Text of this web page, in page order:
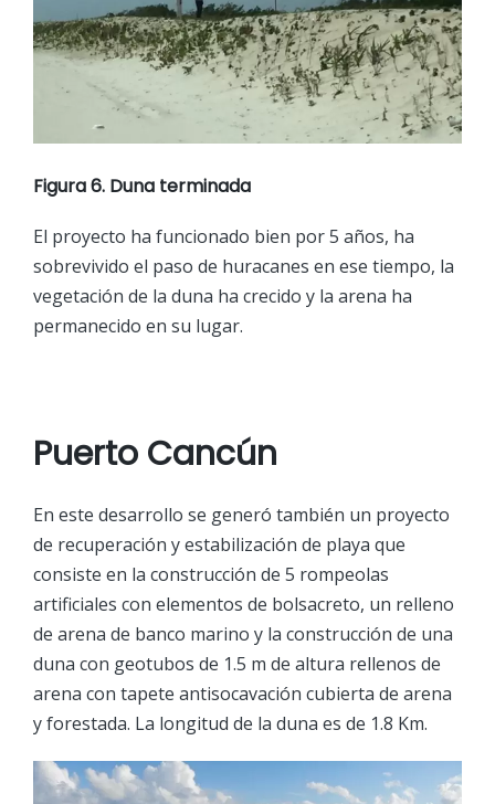
Figura 6. Duna terminada
El proyecto ha funcionado bien por 5 años, ha
sobrevivido el paso de huracanes en ese tiempo, la
vegetación de la duna ha crecido y la arena ha
permanecido en su lugar.
Puerto Cancún
En este desarrollo se generó también un proyecto
de recuperación y estabilización de playa que
consiste en la construcción de 5 rompeolas
artificiales con elementos de bolsacreto, un relleno
de arena de banco marino y la construcción de una
duna con geotubos de 1.5 m de altura rellenos de
arena con tapete antisocavación cubierta de arena
y forestada. La longitud de la duna es de 1.8 Km.